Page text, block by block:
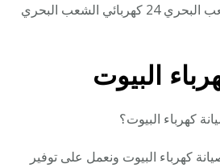
تلفون كهربائي الشعب البحري 24 كهربائي الشعب البحري
البيوت
كهرباء البيوت؟
كهرباء البيوت ونعمل على توفير